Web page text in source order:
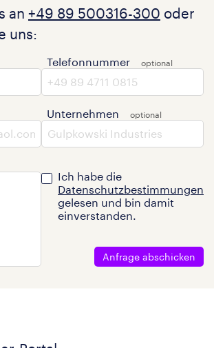
an +49 89 500316-300 oder
uns:
Telefonnummer
Unternehmen
Ich habe die
Datenschutzbestimmungen
gelesen und bin damit
einverstanden.
Anfrage abschicken